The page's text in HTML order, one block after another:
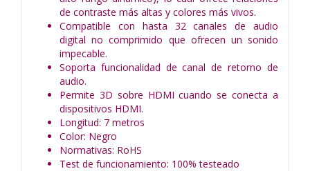
de contraste más altas y colores más vivos.
Compatible con hasta 32 canales de audio
digital no comprimido que ofrecen un sonido
impecable.
Soporta funcionalidad de canal de retorno de
audio.
Permite 3D sobre HDMI cuando se conecta a
dispositivos HDMI.
Longitud: 7 metros
Color: Negro
Normativas: RoHS
Test de funcionamiento: 100% testeado